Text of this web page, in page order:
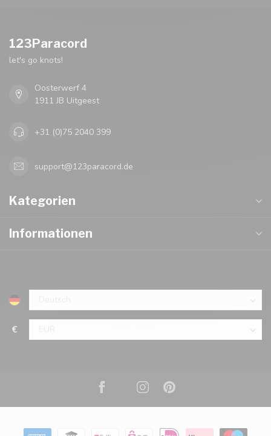
123Paracord
let's go knots!
Oosterwerf 4
1911 JB Uitgeest
+31 (0)75 2040 399
support@123paracord.de
Kategorien
Informationen
€